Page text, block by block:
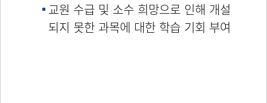
교원 수급 및 소수 희망으로 인해 개설
되지 못한 과목에 대한 학습 기회 부여